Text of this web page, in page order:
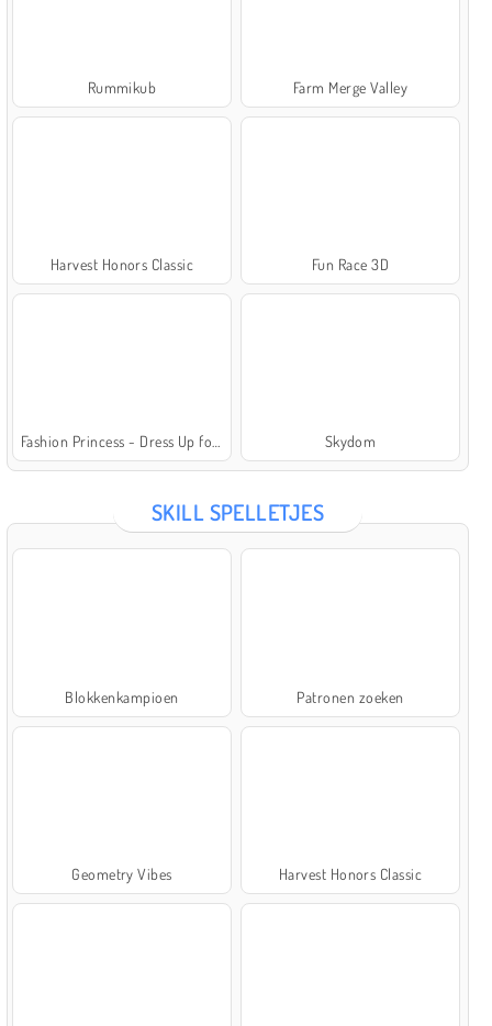
Rummikub Farm Merge Valley
Harvest Honors Classic Fun Race 3D
Fashion Princess - Dress Up for Girls Skydom
SKILL SPELLETJES
Blokkenkampioen Patronen zoeken
Geometry Vibes Harvest Honors Classic